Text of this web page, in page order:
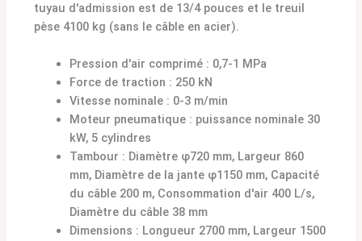
tuyau d'admission est de 13/4 pouces et le treuil
pèse 4100 kg (sans le câble en acier).
Pression d'air comprimé : 0,7-1 MPa
Force de traction : 250 kN
Vitesse nominale : 0-3 m/min
Moteur pneumatique : puissance nominale 30
kW, 5 cylindres
Tambour : Diamètre φ720 mm, Largeur 860
mm, Diamètre de la jante φ1150 mm, Capacité
du câble 200 m, Consommation d'air 400 L/s,
Diamètre du câble 38 mm
Dimensions : Longueur 2700 mm, Largeur 1500